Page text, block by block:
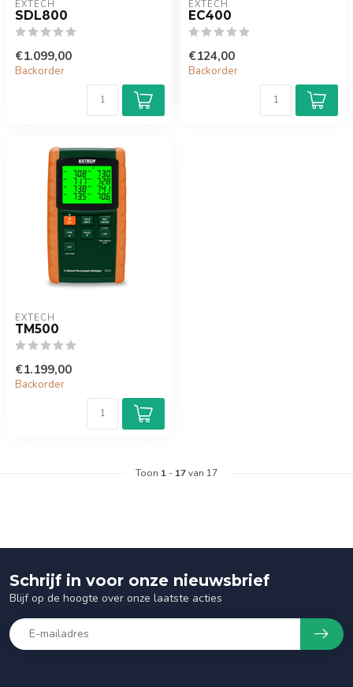
EXTECH
SDL800
€1.099,00
Backorder
EXTECH
EC400
€124,00
Backorder
EXTECH
TM500
€1.199,00
Backorder
Toon 1 - 17van 17
Schrijf in voor onze nieuwsbrief
Blijf op de hoogte over onze laatste acties